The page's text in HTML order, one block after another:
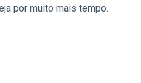
por muito mais tempo.